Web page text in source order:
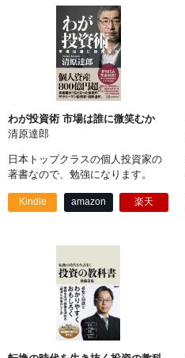
わが投資術 市場は誰に微笑むか
清原達郎
日本トップクラスの個人投資家の
著書なので、勉強になります。
Kindle amazon 楽天